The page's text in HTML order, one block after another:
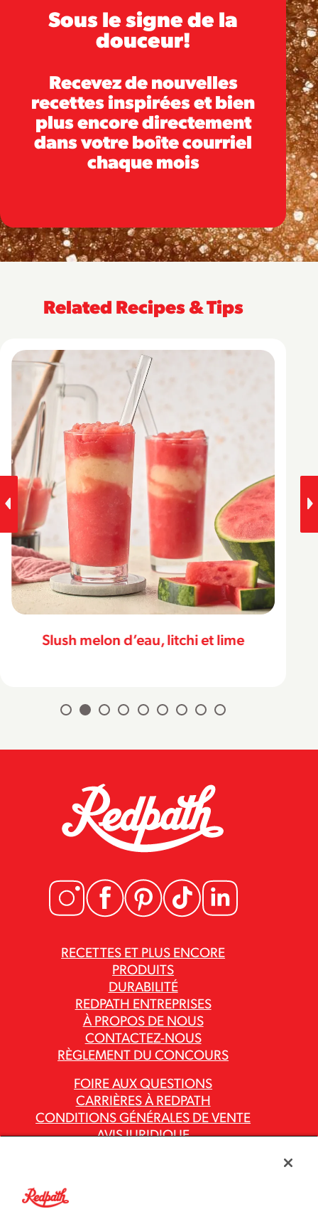
Sous le signe de la
douceur!
Recevez de nouvelles
recettes inspirées et bien
plus encore directement
dans votre boîte courriel
chaque mois
Related Recipes & Tips
Slush melon d’eau, litchi et lime
RECETTES ET PLUS ENCORE
PRODUITS
DURABILITÉ
REDPATH ENTREPRISES
À PROPOS DE NOUS
CONTACTEZ-NOUS
RÈGLEMENT DU CONCOURS
FOIRE AUX QUESTIONS
CARRIÈRES À REDPATH
CONDITIONS GÉNÉRALES DE VENTE
AVIS JURIDIQUE
CONTRE L’ESCLAVAGE MODERNE
CODES ET POLITIQUES DU GROUPE ASR